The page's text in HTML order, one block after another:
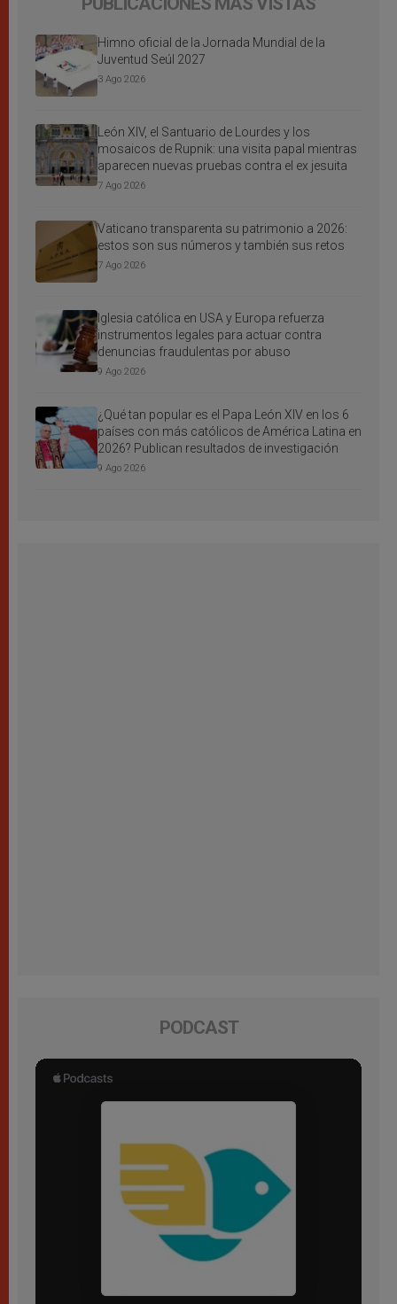
Himno oficial de la Jornada Mundial de la
Juventud Seúl 2027
3 Ago 2026
León XIV, el Santuario de Lourdes y los
mosaicos de Rupnik: una visita papal mientras
aparecen nuevas pruebas contra el ex jesuita
7 Ago 2026
Vaticano transparenta su patrimonio a 2026:
estos son sus números y también sus retos
7 Ago 2026
Iglesia católica en USA y Europa refuerza
instrumentos legales para actuar contra
denuncias fraudulentas por abuso
9 Ago 2026
¿Qué tan popular es el Papa León XIV en los 6
países con más católicos de América Latina en
2026? Publican resultados de investigación
9 Ago 2026
PODCAST